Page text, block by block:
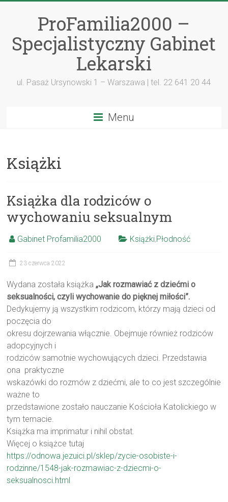
ProFamilia2000 –
Specjalistyczny Gabinet
Lekarski
ul. Pasaż Ursynowski 1 – Warszawa | tel. 22 641 20 44
Menu
Książki
Książka dla rodziców o
wychowaniu seksualnym
Gabinet Profamilia2000 Książki,Płodność
23 czerwca 2022
Wydana została książka„Jak rozmawiać z dziećmi o
seksualności, czyli wychowanie do pięknej miłości”.
Dedykujemy ją wszystkim rodzicom, którzy mają dzieci od
poczęcia do
okresu dojrzewania włącznie. Obejmuje również rodziców
adopcyjnych i
rodziców samotnie wychowujących dzieci. Przedstawia
ona praktyczne
wskazówki do rozmów z dziećmi, ale to co jest szczególnie
ważne to
przedstawione zostało nauczanie Kościoła Katolickiego w
tym temacie.
Książka ma imprimatur i nihil obstat.
Więcej o książce tutaj
https://odnowa.jezuici.pl/sklep/zycie-osobiste-i-
rodzinne/1548-jak-rozmawiac-z-dziecmi-o-
seksualnosci.html